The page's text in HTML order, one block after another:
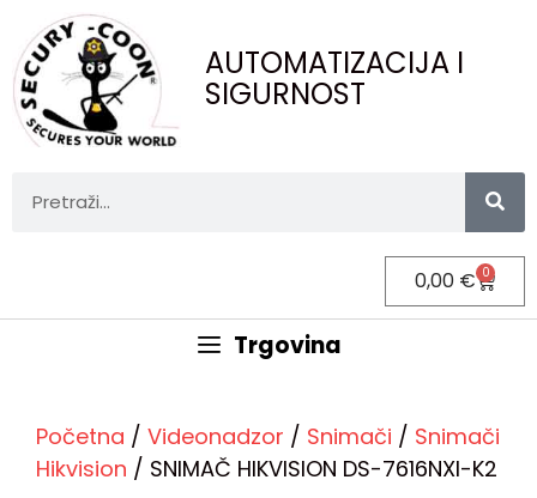
AUTOMATIZACIJA I
SIGURNOST
0,00 € 0
Trgovina
Početna / Videonadzor / Snimači / Snimači
Hikvision / SNIMAČ HIKVISION DS-7616NXI-K2